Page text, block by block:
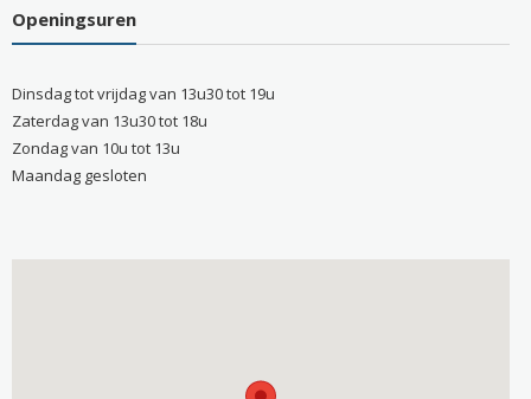
Openingsuren
Dinsdag tot vrijdag van 13u30 tot 19u
Zaterdag van 13u30 tot 18u
Zondag van 10u tot 13u
Maandag gesloten